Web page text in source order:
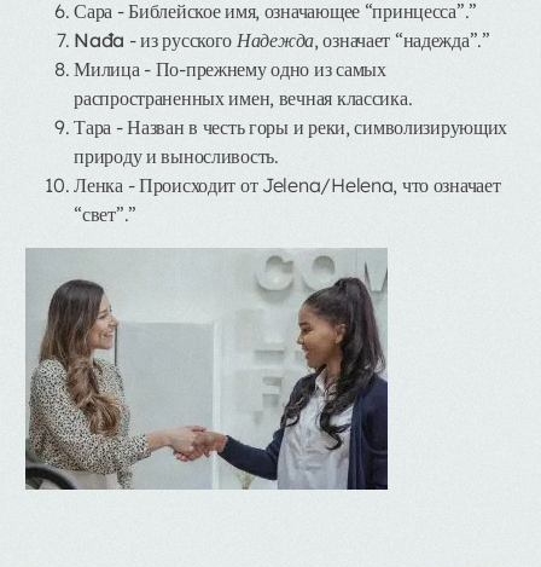
Сара - Библейское имя, означающее “принцесса”.”
Nađa - из русского Надежда, означает “надежда”.”
Милица- По-прежнему одно из самых
распространенных имен, вечная классика.
Тара - Назван в честь горы и реки, символизирующих
природу и выносливость.
Ленка- Происходит от Jelena/Helena, что означает
“свет”.”